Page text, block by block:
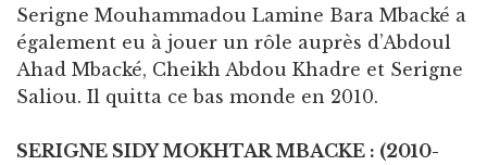
Serigne Mouhammadou Lamine Bara Mbacké a
également eu à jouer un rôle auprès d’Abdoul
Ahad Mbacké, Cheikh Abdou Khadre et Serigne
Saliou. Il quitta ce bas monde en 2010.
SERIGNE SIDY MOKHTAR MBACKE : (2010-